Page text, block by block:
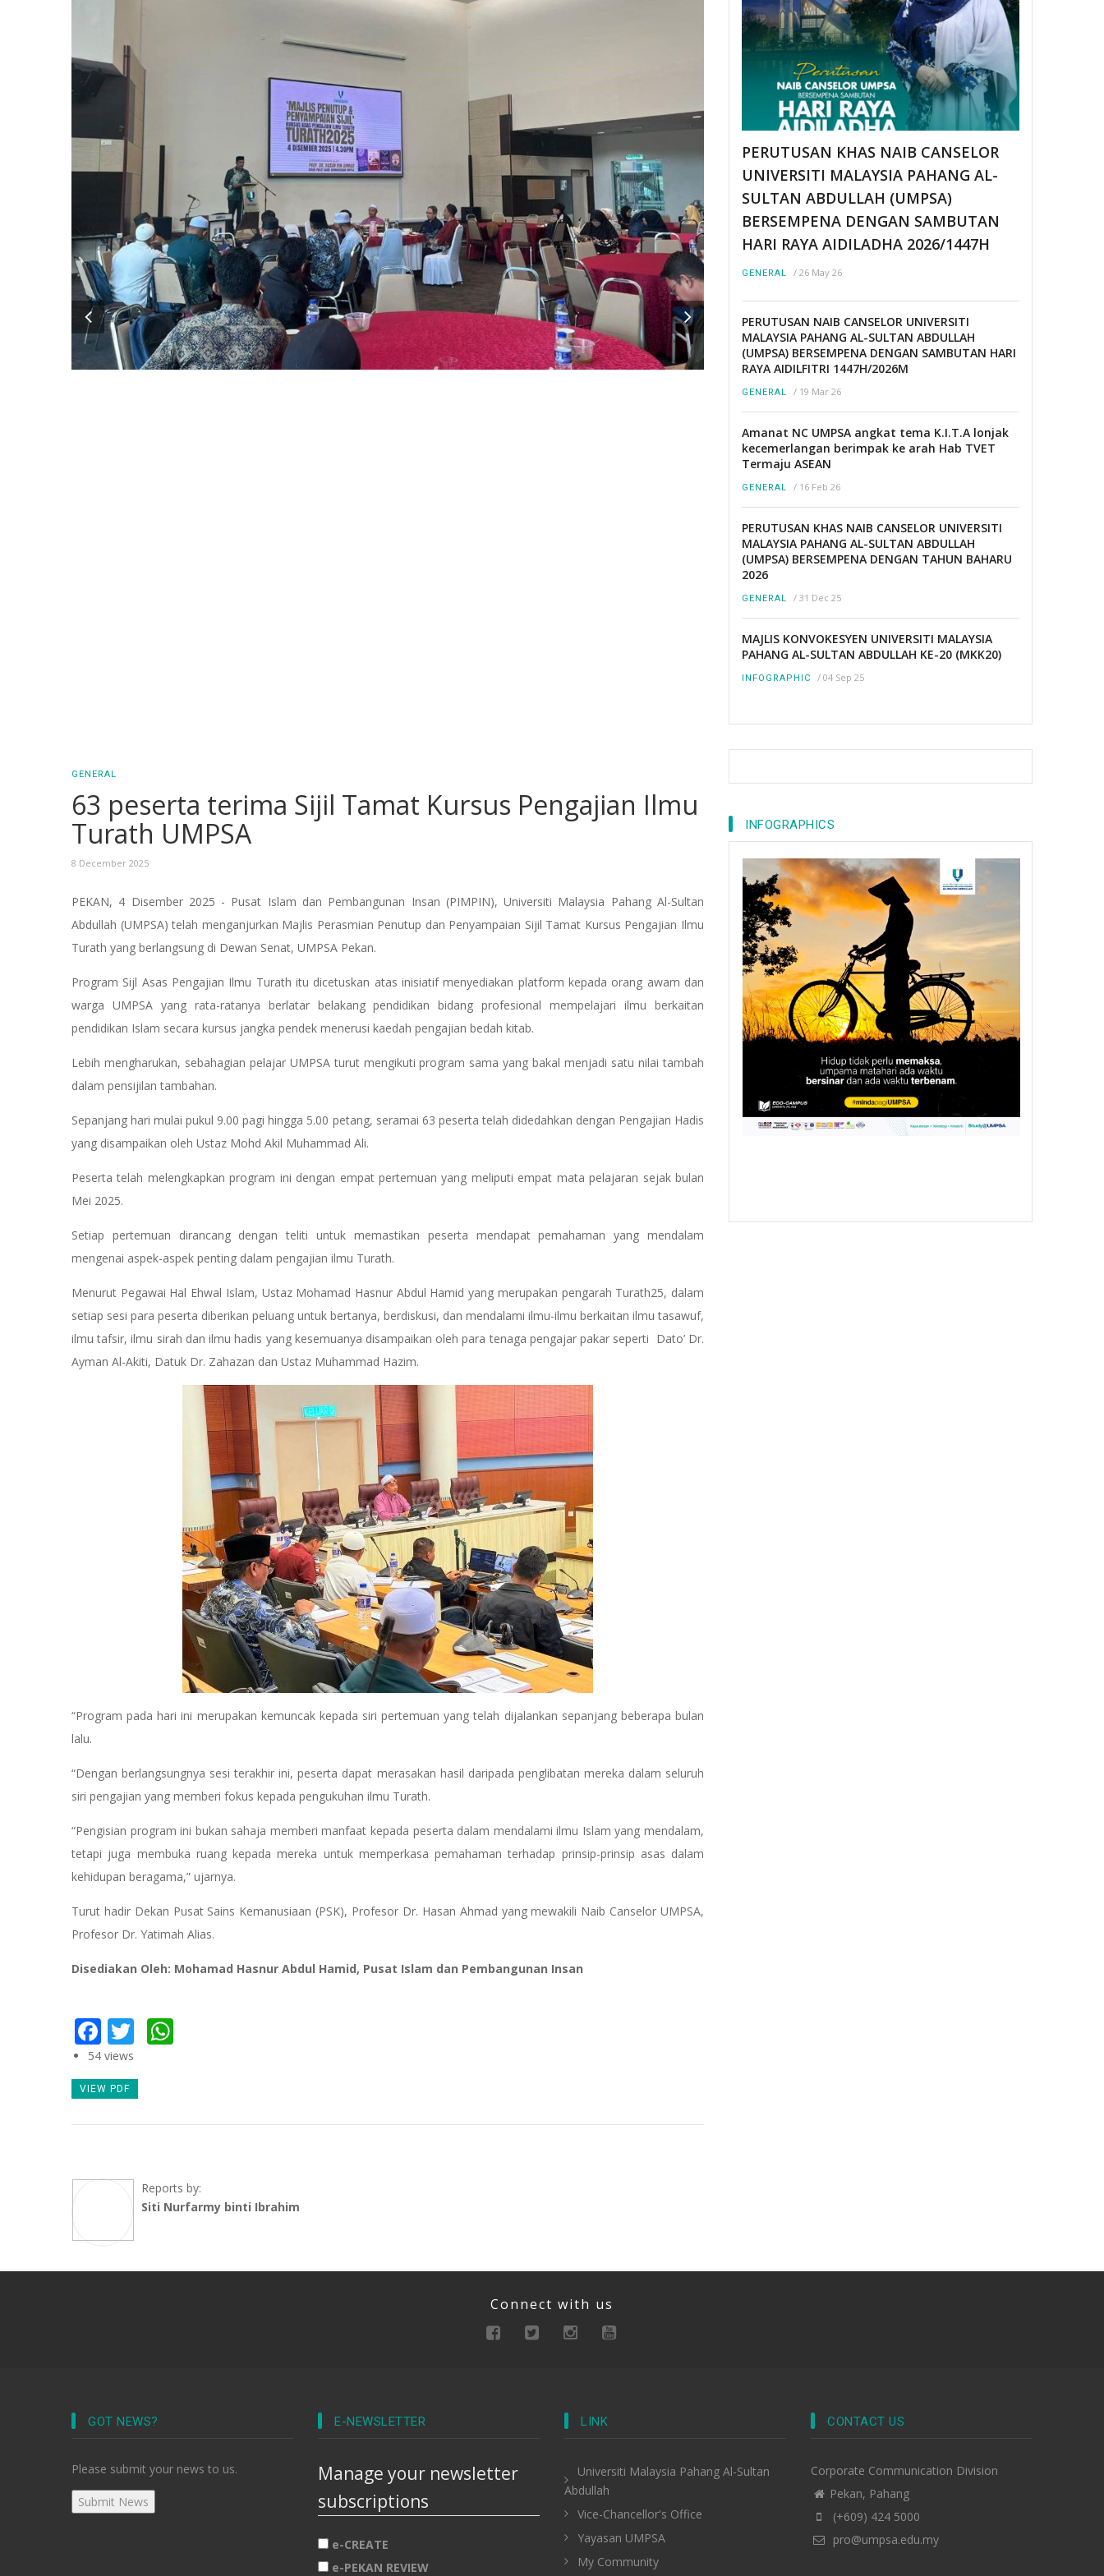
GENERAL
63 peserta terima Sijil Tamat Kursus Pengajian Ilmu
Turath UMPSA
8 December 2025
PEKAN, 4 Disember 2025 - Pusat Islam dan Pembangunan Insan (PIMPIN), Universiti Malaysia Pahang Al-Sultan
Abdullah (UMPSA) telah menganjurkan Majlis Perasmian Penutup dan Penyampaian Sijil Tamat Kursus Pengajian Ilmu
Turath yang berlangsung di Dewan Senat, UMPSA Pekan.
Program Sijl Asas Pengajian Ilmu Turath itu dicetuskan atas inisiatif menyediakan platform kepada orang awam dan
warga UMPSA yang rata-ratanya berlatar belakang pendidikan bidang profesional mempelajari ilmu berkaitan
pendidikan Islam secara kursus jangka pendek menerusi kaedah pengajian bedah kitab.
Lebih mengharukan, sebahagian pelajar UMPSA turut mengikuti program sama yang bakal menjadi satu nilai tambah
dalam pensijilan tambahan.
Sepanjang hari mulai pukul 9.00 pagi hingga 5.00 petang, seramai 63 peserta telah didedahkan dengan Pengajian Hadis
yang disampaikan oleh Ustaz Mohd Akil Muhammad Ali.
Peserta telah melengkapkan program ini dengan empat pertemuan yang meliputi empat mata pelajaran sejak bulan
Mei 2025.
Setiap pertemuan dirancang dengan teliti untuk memastikan peserta mendapat pemahaman yang mendalam
mengenai aspek-aspek penting dalam pengajian ilmu Turath.
Menurut Pegawai Hal Ehwal Islam, Ustaz Mohamad Hasnur Abdul Hamid yang merupakan pengarah Turath25, dalam
setiap sesi para peserta diberikan peluang untuk bertanya, berdiskusi, dan mendalami ilmu-ilmu berkaitan ilmu tasawuf,
ilmu tafsir, ilmu sirah dan ilmu hadis yang kesemuanya disampaikan oleh para tenaga pengajar pakar seperti Dato’ Dr.
Ayman Al-Akiti, Datuk Dr. Zahazan dan Ustaz Muhammad Hazim.
“Program pada hari ini merupakan kemuncak kepada siri pertemuan yang telah dijalankan sepanjang beberapa bulan
lalu.
“Dengan berlangsungnya sesi terakhir ini, peserta dapat merasakan hasil daripada penglibatan mereka dalam seluruh
siri pengajian yang memberi fokus kepada pengukuhan ilmu Turath.
“Pengisian program ini bukan sahaja memberi manfaat kepada peserta dalam mendalami ilmu Islam yang mendalam,
tetapi juga membuka ruang kepada mereka untuk memperkasa pemahaman terhadap prinsip-prinsip asas dalam
kehidupan beragama,” ujarnya.
Turut hadir Dekan Pusat Sains Kemanusiaan (PSK), Profesor Dr. Hasan Ahmad yang mewakili Naib Canselor UMPSA,
Profesor Dr. Yatimah Alias.
Disediakan Oleh: Mohamad Hasnur Abdul Hamid, Pusat Islam dan Pembangunan Insan
Facebook
Twitter
54 views
VIEW PDF
Reports by:
Siti Nurfarmy binti Ibrahim
PERUTUSAN KHAS NAIB CANSELOR
UNIVERSITI MALAYSIA PAHANG AL-
SULTAN ABDULLAH (UMPSA)
BERSEMPENA DENGAN SAMBUTAN
HARI RAYA AIDILADHA 2026/1447H
GENERAL / 26 May 26
PERUTUSAN NAIB CANSELOR UNIVERSITI
MALAYSIA PAHANG AL-SULTAN ABDULLAH
(UMPSA) BERSEMPENA DENGAN SAMBUTAN HARI
RAYA AIDILFITRI 1447H/2026M
GENERAL / 19 Mar 26
Amanat NC UMPSA angkat tema K.I.T.A lonjak
kecemerlangan berimpak ke arah Hab TVET
Termaju ASEAN
GENERAL / 16 Feb 26
PERUTUSAN KHAS NAIB CANSELOR UNIVERSITI
MALAYSIA PAHANG AL-SULTAN ABDULLAH
(UMPSA) BERSEMPENA DENGAN TAHUN BAHARU
2026
GENERAL / 31 Dec 25
MAJLIS KONVOKESYEN UNIVERSITI MALAYSIA
PAHANG AL-SULTAN ABDULLAH KE-20 (MKK20)
INFOGRAPHIC / 04 Sep 25
INFOGRAPHICS
Connect with us
GOT NEWS?
Please submit your news to us.
E-NEWSLETTER
Manage your newsletter
subscriptions
e-CREATE
e-PEKAN REVIEW
LINK
Universiti Malaysia Pahang Al-Sultan
Abdullah
Vice-Chancellor's Office
Yayasan UMPSA
My Community
CONTACT US
Corporate Communication Division
Pekan, Pahang
(+609) 424 5000
pro@umpsa.edu.my